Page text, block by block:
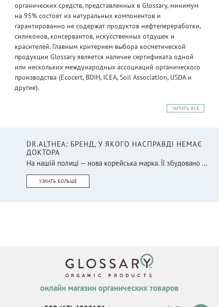
органических средств, представленных в Glossary, минимум
на 95% состоят из натуральных компонентов и
гарантированно не содержат продуктов нефтепереработки,
силиконов, консервантов, искусственных отдушек и
красителей. Главным критерием выбора косметической
продукции Glossary является наличие сертификата одной
или нескольких международных ассоциаций органического
производства (Ecocert, BDIH, ICEA, Soil Association, USDA и
другие).
ЧИТАТЬ ВСЕ
DR.ALTHEA: БРЕНД, У ЯКОГО НАСПРАВДІ НЕМАЄ
ДОКТОРА
На нашій полиці — нова корейська марка. Її збудовано ...
УЗНАТЬ БОЛЬШЕ
онлайн магазин органических товаров